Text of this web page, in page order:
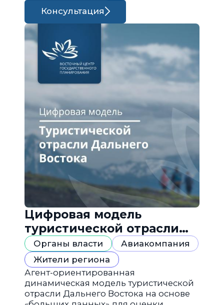
Консультация
Цифровая модель
туристической отрасли
Дальнего Востока
Органы власти
Авиакомпания
Жители региона
Агент-ориентированная
динамическая модель туристической
отрасли Дальнего Востока на основе